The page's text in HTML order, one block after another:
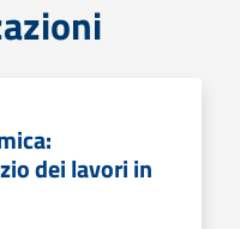
dei lavori in